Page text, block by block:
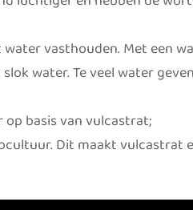
vasthouden. Met een
water. Te veel water
basis van vulcastrat;
Dit maakt vulcastrat